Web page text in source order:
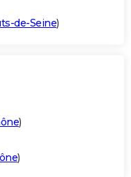
de-Seine)
)
)